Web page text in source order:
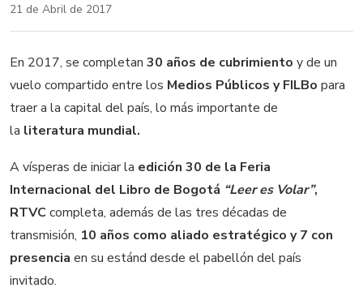
21 de Abril de 2017
En 2017, se completan 30 años de cubrimiento y de un
vuelo compartido entre los Medios Públicos y FILBo para
traer a la capital del país, lo más importante de
la literatura mundial.
A vísperas de iniciar la edición 30 de la Feria
Internacional del Libro de Bogotá “Leer es Volar”,
RTVC completa, además de las tres décadas de
transmisión, 10 años como aliado estratégico y 7 con
presencia en su estánd desde el pabellón del país
invitado.